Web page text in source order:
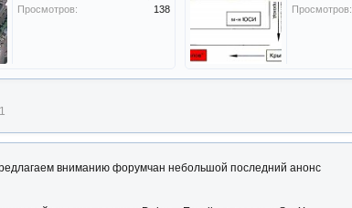
Просмотров:
138
Просмотров:
вниманию форумчан небольшой последний анонс